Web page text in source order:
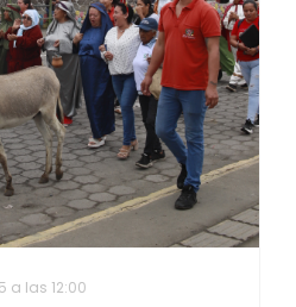
a las 12:00